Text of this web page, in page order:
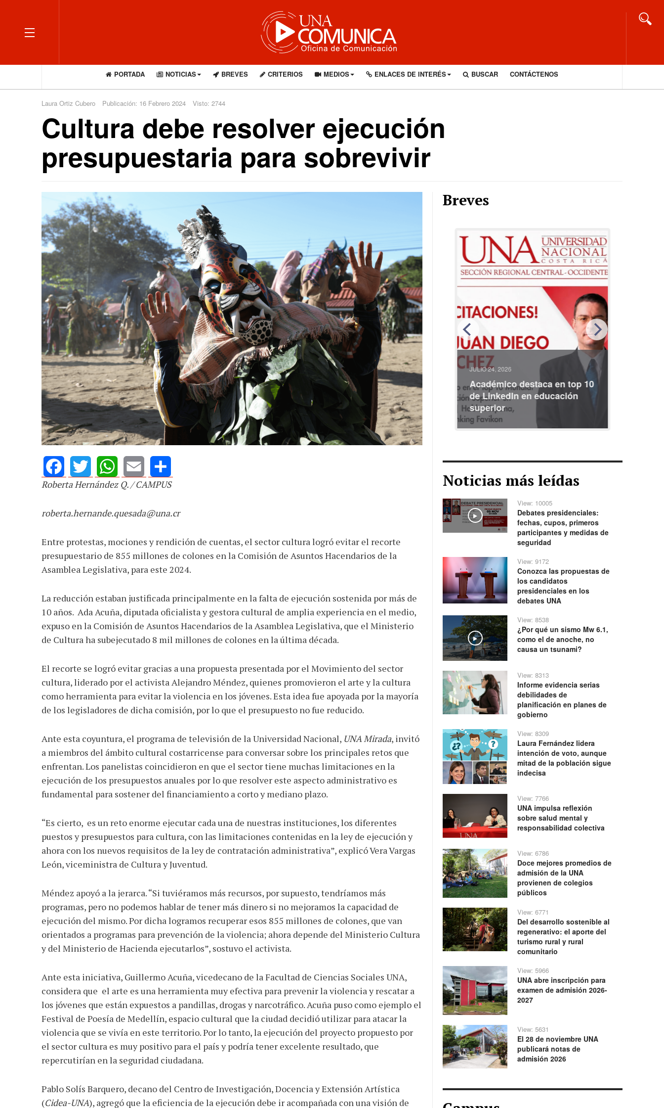
OFF CANVAS
PORTADA NOTICIAS BREVES CRITERIOS MEDIOS ENLACES DE INTERÉS BUSCAR CONTÁCTENOS
Laura Ortiz Cubero Publicación: 16 Febrero 2024 Visto: 2744
Cultura debe resolver ejecución
presupuestaria para sobrevivir
FacebookTwitterWhatsAppEmail Share
Roberta Hernández Q. / CAMPUS
roberta.hernande.quesada@una.cr
Entre protestas, mociones y rendición de cuentas, el sector cultura logró evitar el recorte
presupuestario de 855 millones de colones en la Comisión de Asuntos Hacendarios de la
Asamblea Legislativa, para este 2024.
La reducción estaban justificada principalmente en la falta de ejecución sostenida por más de
10 años. Ada Acuña, diputada oficialista y gestora cultural de amplia experiencia en el medio,
expuso en la Comisión de Asuntos Hacendarios de la Asamblea Legislativa, que el Ministerio
de Cultura ha subejecutado 8 mil millones de colones en la última década.
El recorte se logró evitar gracias a una propuesta presentada por el Movimiento del sector
cultura, liderado por el activista Alejandro Méndez, quienes promovieron el arte y la cultura
como herramienta para evitar la violencia en los jóvenes. Esta idea fue apoyada por la mayoría
de los legisladores de dicha comisión, por lo que el presupuesto no fue reducido.
Ante esta coyuntura, el programa de televisión de la Universidad Nacional, UNA Mirada, invitó
a miembros del ámbito cultural costarricense para conversar sobre los principales retos que
enfrentan. Los panelistas coincidieron en que el sector tiene muchas limitaciones en la
ejecución de los presupuestos anuales por lo que resolver este aspecto administrativo es
fundamental para sostener del financiamiento a corto y mediano plazo.
“Es cierto, es un reto enorme ejecutar cada una de nuestras instituciones, los diferentes
puestos y presupuestos para cultura, con las limitaciones contenidas en la ley de ejecución y
ahora con los nuevos requisitos de la ley de contratación administrativa”, explicó Vera Vargas
León, viceministra de Cultura y Juventud.
Méndez apoyó a la jerarca. “Si tuviéramos más recursos, por supuesto, tendríamos más
programas, pero no podemos hablar de tener más dinero si no mejoramos la capacidad de
ejecución del mismo. Por dicha logramos recuperar esos 855 millones de colones, que van
orientados a programas para prevención de la violencia; ahora depende del Ministerio Cultura
y del Ministerio de Hacienda ejecutarlos”, sostuvo el activista.
Ante esta iniciativa, Guillermo Acuña, vicedecano de la Facultad de Ciencias Sociales UNA,
considera que el arte es una herramienta muy efectiva para prevenir la violencia y rescatar a
los jóvenes que están expuestos a pandillas, drogas y narcotráfico. Acuña puso como ejemplo el
Festival de Poesía de Medellín, espacio cultural que la ciudad decidió utilizar para atacar la
violencia que se vivía en este territorio. Por lo tanto, la ejecución del proyecto propuesto por
el sector cultura es muy positivo para el país y podría tener excelente resultado, que
repercutirían en la seguridad ciudadana.
Pablo Solís Barquero, decano del Centro de Investigación, Docencia y Extensión Artística
(Cidea-UNA), agregó que la eficiencia de la ejecución debe ir acompañada con una visión de
Breves
AGOSTO 05, 2026
Consejo Universitario llama a
defender la democracia
JULIO 24, 2026
Rechazo al reparto desigual
de ganancias es mayor
cuando hubo esfuerzo
JULIO 24, 2026
Académico destaca en top 10
de LinkedIn en educación
superior
Noticias más leídas
Play
View: 10005
Debates presidenciales:
fechas, cupos, primeros
participantes y medidas de
seguridad
View: 9172
Conozca las propuestas de
los candidatos
presidenciales en los
debates UNA
Play
View: 8538
¿Por qué un sismo Mw 6.1,
como el de anoche, no
causa un tsunami?
View: 8313
Informe evidencia serias
debilidades de
planificación en planes de
gobierno
View: 8309
Laura Fernández lidera
intención de voto, aunque
mitad de la población sigue
indecisa
View: 7766
UNA impulsa reflexión
sobre salud mental y
responsabilidad colectiva
View: 6786
Doce mejores promedios de
admisión de la UNA
provienen de colegios
públicos
View: 6771
Del desarrollo sostenible al
regenerativo: el aporte del
turismo rural y rural
comunitario
View: 5966
UNA abre inscripción para
examen de admisión 2026-
2027
View: 5631
El 28 de noviembre UNA
publicará notas de
admisión 2026